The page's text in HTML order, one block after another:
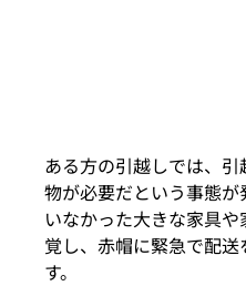
ある方の引越しでは、
物が必要だという事態
いなかった大きな家具
覚し、赤帽に緊急で配
す。